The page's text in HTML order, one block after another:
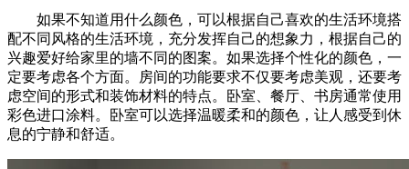
如果不知道用什么颜色，可以根据自己喜欢的生活环境搭
配不同风格的生活环境，充分发挥自己的想象力，根据自己的
兴趣爱好给家里的墙不同的图案。如果选择个性化的颜色，一
定要考虑各个方面。房间的功能要求不仅要考虑美观，还要考
虑空间的形式和装饰材料的特点。卧室、餐厅、书房通常使用
彩色进口涂料。卧室可以选择温暖柔和的颜色，让人感受到休
息的宁静和舒适。